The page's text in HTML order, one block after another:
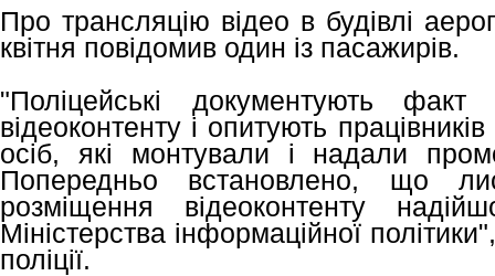
Про трансляцію відео в будівлі
квітня повідомив один із пасажирів.
"Поліцейські документують факт
відеоконтенту і опитують
осіб, які монтували і надали
Попередньо встановлено, що
розміщення відеоконтенту
Міністерства інформаційної
поліції.